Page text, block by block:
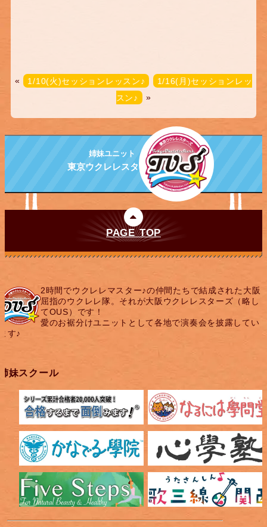
« 1/10(火)セッションレッスン♪
1/16(月)セッションレッ
スン♪ »
姉妹ユニット
東京ウクレレスターズ
PAGE TOP
2時間でウクレレマスター♪の仲間たちで結成された大阪
屈指のウクレレ隊。それが大阪ウクレレスターズ（略し
てOUS）です！
愛のお裾分けユニットとして各地で演奏会を披露してい
す♪
妹スクール